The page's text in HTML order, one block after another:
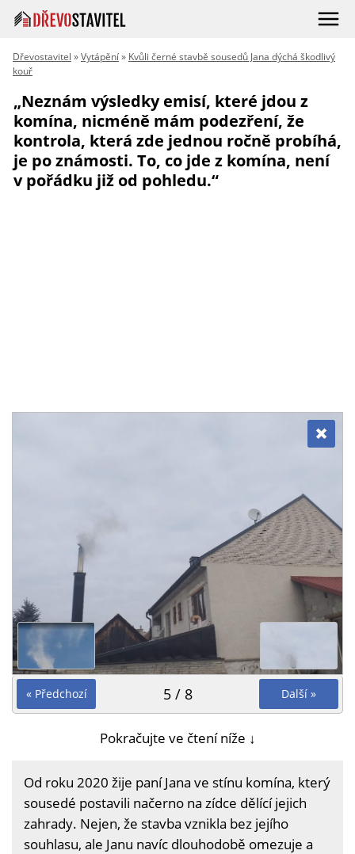
Dřevostavitel »Vytápění» Kvůli černé stavbě sousedů Jana dýchá škodlivý
kouř
„Neznám výsledky emisí, které jdou z
komína, nicméně mám podezření, že
kontrola, která zde jednou ročně probíhá,
je po známosti. To, co jde z komína, není
v pořádku již od pohledu.“
« Předchozí Další »
5 / 8
Pokračujte ve čtení níže ↓
Od roku 2020 žije paní Jana ve stínu komína, který
sousedé postavili načerno na zídce dělící jejich
zahrady. Nejen, že stavba vznikla bez jejího
souhlasu, ale Janu navíc dlouhodobě omezuje a